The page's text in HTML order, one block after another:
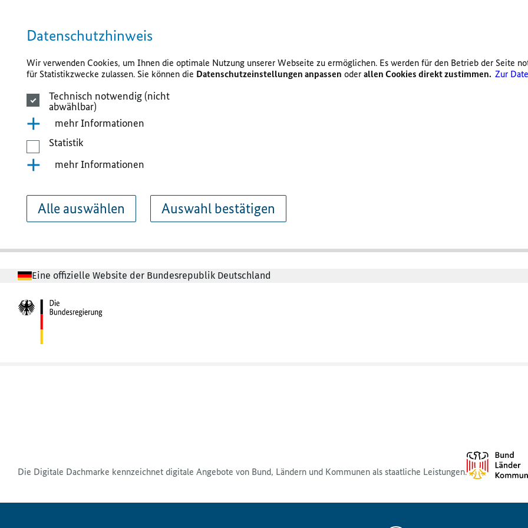
Datenschutzhinweis
Wir verwenden Cookies, um Ihnen die optimale Nutzung unserer Webseite zu ermöglichen. Es werden für den Betrieb der Seite
für Statistikzwecke zulassen. Sie können die Datenschutzeinstellungen anpassen oder allen Cookies direkt zustimmen. Zur
Technisch notwendig (nicht
abwählbar)
mehr Informationen
Statistik
mehr Informationen
Alle auswählen Auswahl bestätigen
Eine offizielle Website der Bundesrepublik Deutschland
Dunkelblau
Die Digitale Dachmarke kennzeichnet digitale Angebote von Bund, Ländern und Kommunen als staatliche Leistungen.